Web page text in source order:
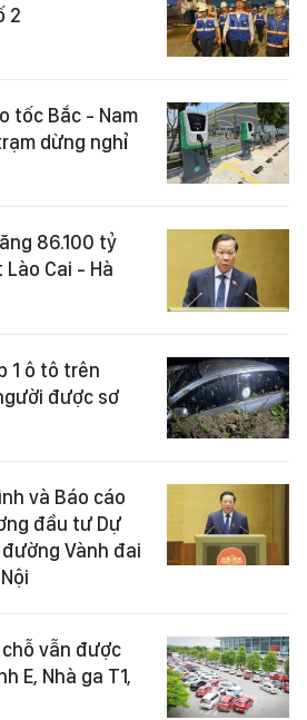
2
tốc Bắc - Nam
dừng nghỉ
86.100 tỷ
Cai - Hà
1 ô tô trên
được sơ
và Báo cáo
đầu tư Dự
Vành đai
vẫn được
E, Nhà ga T1,